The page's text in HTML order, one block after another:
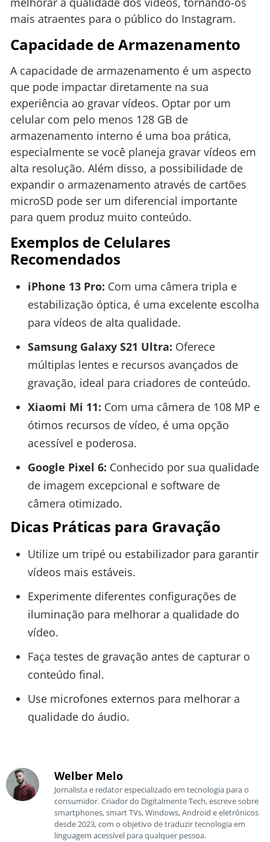
mais atraentes para o público do Instagram.
Capacidade de Armazenamento
A capacidade de armazenamento é um aspecto
que pode impactar diretamente na sua
experiência ao gravar vídeos. Optar por um
celular com pelo menos 128 GB de
armazenamento interno é uma boa prática,
especialmente se você planeja gravar vídeos em
alta resolução. Além disso, a possibilidade de
expandir o armazenamento através de cartões
microSD pode ser um diferencial importante
para quem produz muito conteúdo.
Exemplos de Celulares
Recomendados
iPhone 13 Pro: Com uma câmera tripla e
estabilização óptica, é uma excelente escolha
para vídeos de alta qualidade.
Samsung Galaxy S21 Ultra: Oferece
múltiplas lentes e recursos avançados de
gravação, ideal para criadores de conteúdo.
Xiaomi Mi 11: Com uma câmera de 108 MP e
ótimos recursos de vídeo, é uma opção
acessível e poderosa.
Google Pixel 6: Conhecido por sua qualidade
de imagem excepcional e software de
câmera otimizado.
Dicas Práticas para Gravação
Utilize um tripé ou estabilizador para garantir
vídeos mais estáveis.
Experimente diferentes configurações de
iluminação para melhorar a qualidade do
vídeo.
Faça testes de gravação antes de capturar o
conteúdo final.
Use microfones externos para melhorar a
qualidade do áudio.
Welber Melo
Jornalista e redator especializado em tecnologia para o
consumidor. Criador do Digitalmente Tech, escreve sobre
smartphones, smart TVs, Windows, Android e eletrônicos
desde 2023, com o objetivo de traduzir tecnologia em
linguagem acessível para qualquer pessoa.